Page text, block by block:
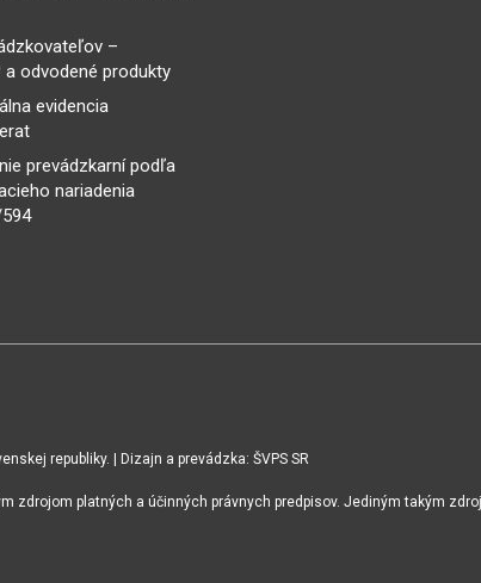
–
odvodené produkty
evidencia
prevádzkarní podľa
nariadenia
republiky. | Dizajn a prevádzka: ŠVPS SR
zdrojom platných a účinných právnych predpisov. Jediným takým